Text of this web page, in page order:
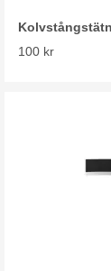
100 kr